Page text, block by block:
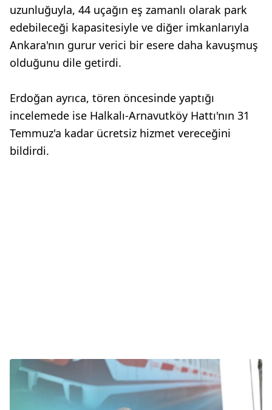
uzunluğuyla, 44 uçağın eş zamanlı olarak park
edebileceği kapasitesiyle ve diğer imkanlarıyla
Ankara'nın gurur verici bir esere daha kavuşmuş
olduğunu dile getirdi.
Erdoğan ayrıca, tören öncesinde yaptığı
incelemede ise Halkalı-Arnavutköy Hattı'nın 31
Temmuz'a kadar ücretsiz hizmet vereceğini
bildirdi.